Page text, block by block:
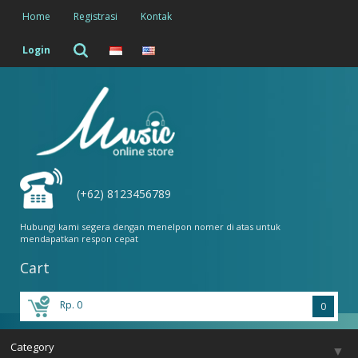
Home Registrasi Kontak
Login
(+62) 8123456789
Hubungi kami segera dengan menelpon nomer di atas untuk
mendapatkan respon cepat
Cart
Rp. 0 0
Category ▼